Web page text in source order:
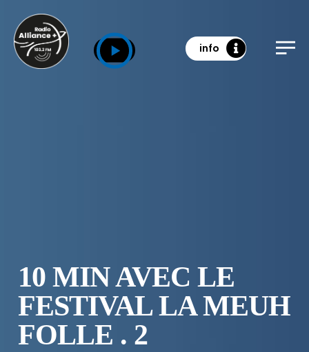
info
10 MIN AVEC LE
FESTIVAL LA MEUH
FOLLE . 2